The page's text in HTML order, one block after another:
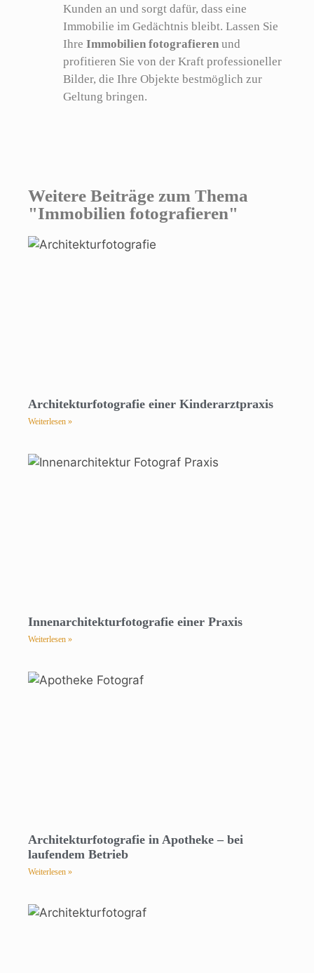
Kunden an und sorgt dafür, dass eine
Immobilie im Gedächtnis bleibt. Lassen Sie
Ihre Immobilien fotografieren und
profitieren Sie von der Kraft professioneller
Bilder, die Ihre Objekte bestmöglich zur
Geltung bringen.
Weitere Beiträge zum Thema
"Immobilien fotografieren"
Architekturfotografie einer Kinderarztpraxis
Weiterlesen »
Innenarchitekturfotografie einer Praxis
Weiterlesen »
Architekturfotografie in Apotheke – bei
laufendem Betrieb
Weiterlesen »